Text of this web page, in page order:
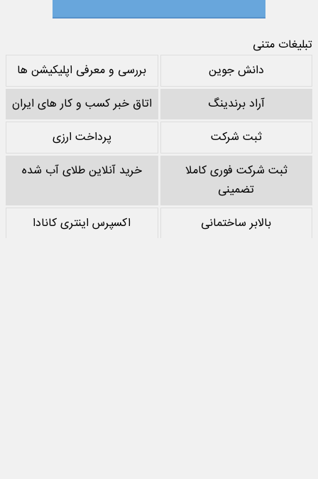
تبلیغات متنی
دانش جوین
بررسی و معرفی اپلیکیشن ها
آراد برندینگ
اتاق خبر کسب و کار های ایران
ثبت شرکت
پرداخت ارزی
ثبت شرکت فوری کاملا
تضمینی
خرید آنلاین طلای آب شده
بالابر ساختمانی
اکسپرس اینتری کانادا